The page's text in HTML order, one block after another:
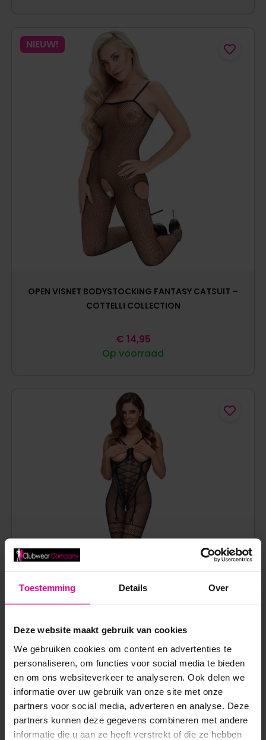
Toestemming Details Over
Deze website maakt gebruik van cookies
We gebruiken cookies om content en advertenties te
personaliseren, om functies voor social media te bieden
en om ons websiteverkeer te analyseren. Ook delen we
informatie over uw gebruik van onze site met onze
partners voor social media, adverteren en analyse. Deze
partners kunnen deze gegevens combineren met andere
informatie die u aan ze heeft verstrekt of die ze hebben
NIEUW!
OPEN VISNET BODYSTOCKING FANTASY CATSUIT –
COTTELLI COLLECTION
Op voorraad
€ 14,95
CUPLOZE VISNET CATSUIT MET OPEN KRUIS EN HALTER –
COTTELLI COLLECTION
Op voorraad
€ 14,95